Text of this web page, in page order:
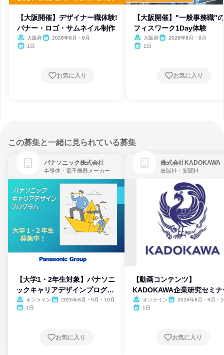
【大阪開催】デザイナー職体験!
バナー・ロゴ・サムネイル制作
大阪府
2026年8月・9月
1日
お気に入り
【大阪開催】"一般事務職"
フィスワーク1Day体験
大阪府
2026年8月・9月
1日
お気に入り
この募集と一緒に見られている募集
パナソニック株式会社
半導体・電子機器メーカー
【大学1・2年生対象】パナソニ
ックキャリアデザインプログラ
ム
オンライン
2026年8月・9月・10月
1日
お気に入り
株式会社KADOKAWA
出版社・新聞社
【動画コンテンツ】
KADOKAWA企業研究セミナ
オンライン
2026年8月・9月・
1日
お気に入り